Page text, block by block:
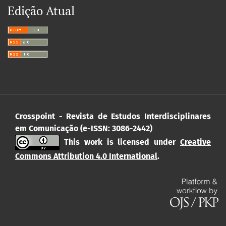
Edição Atual
Crosspoint - Revista de Estudos Interdisciplinares
em Comunicação (e-ISSN: 3086-2442)
This work is licensed under Creative
Commons Attribution 4.0 International.